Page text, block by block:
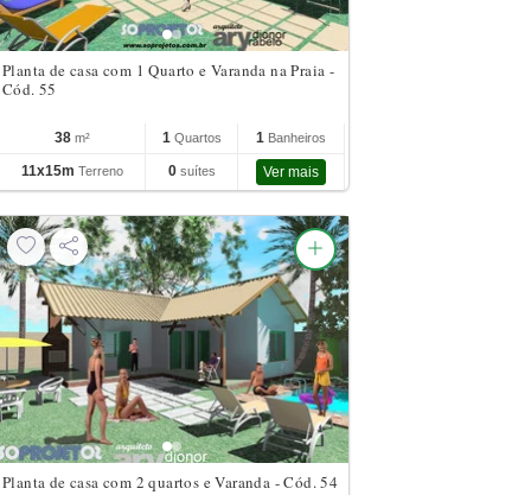
Planta de casa com 1 Quarto e Varanda na Praia -
Cód. 55
38 m² 1 Quartos 1 Banheiros
11x15m Terreno 0 suítes Ver mais
Planta de casa com 2 quartos e Varanda - Cód. 54